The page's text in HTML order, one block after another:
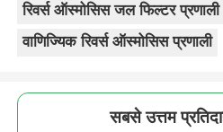
complaints from
returns. Great product
रिवर्स ऑस्मोसिस जल फिल्टर प्रणाली
वाणिज्यिक रिवर्स ऑस्मोसिस प्रणाली
सबसे उत्तम